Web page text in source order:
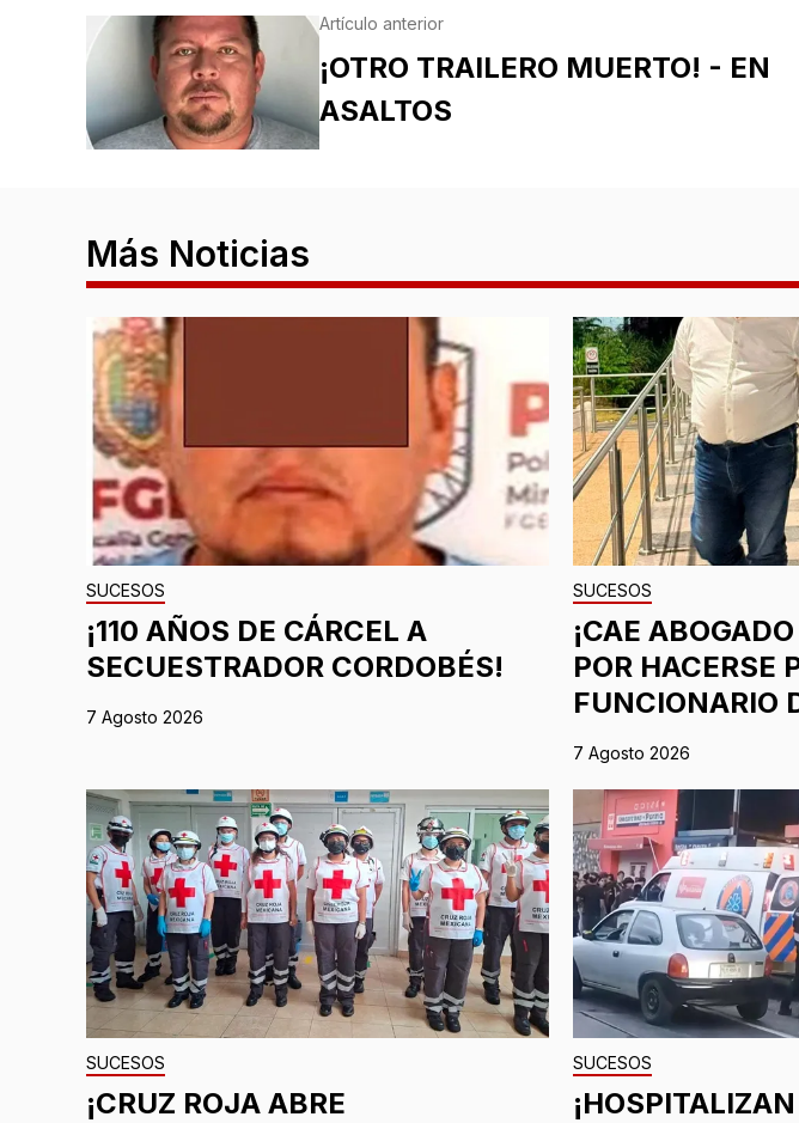
Artículo anterior
¡OTRO TRAILERO MUERTO! - EN
ASALTOS
Más Noticias
SUCESOS
¡110 AÑOS DE CÁRCEL A
SECUESTRADOR CORDOBÉS!
7 Agosto 2026
SUCESOS
¡CAE
POR HACERSE
FUNCIONARIO
7 Agosto 2026
SUCESOS
¡CRUZ ROJA ABRE
SUCESOS